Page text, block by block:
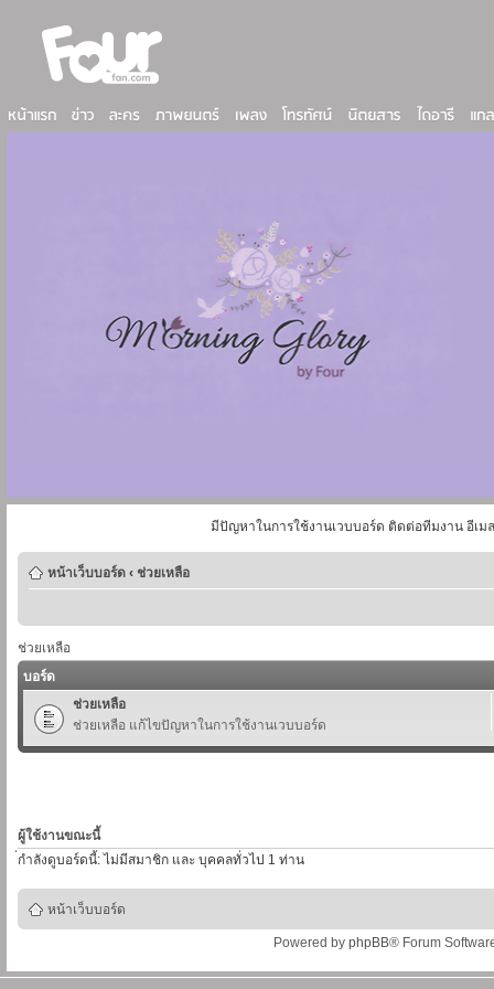
มีปัญหาในการใช้งานเวบบอร์ด ติดต่อทีมงาน อีเม
หน้าเว็บบอร์ด ‹ ช่วยเหลือ
ช่วยเหลือ
บอร์ด
ช่วยเหลือ
ช่วยเหลือ แก้ไขปัญหาในการใช้งานเวบบอร์ด
ผู้ใช้งานขณะนี้
่กำลังดูบอร์ดนี้: ไม่มีสมาชิก และ บุคคลทั่วไป 1 ท่าน
หน้าเว็บบอร์ด
Powered by phpBB® Forum